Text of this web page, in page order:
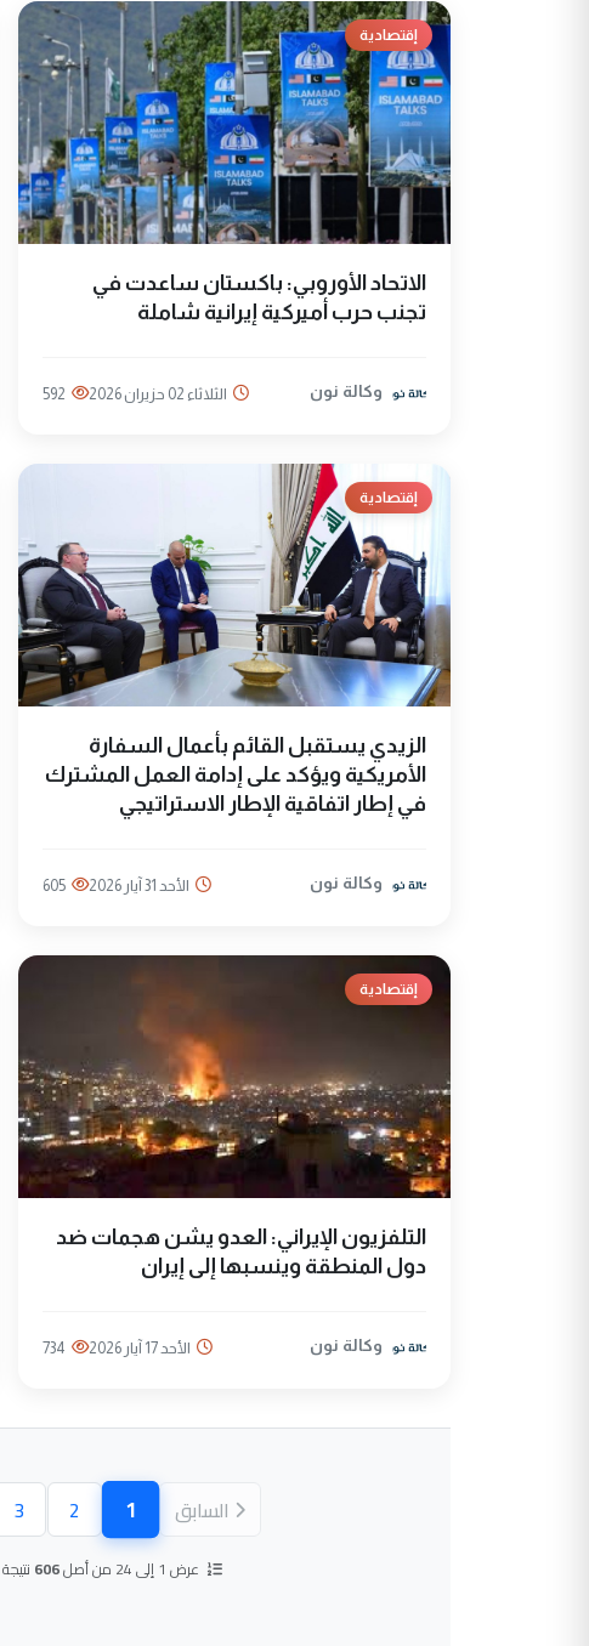
إقتصادية
الاتحاد الأوروبي: باكستان ساعدت في
تجنب حرب أميركية إيرانية شاملة
وكالة نون الثلاثاء 02 حزيران 2026 592
إقتصادية
الزيدي يستقبل القائم بأعمال السفارة
الأمريكية ويؤكد على إدامة العمل المشترك
في إطار اتفاقية الإطار الاستراتيجي
وكالة نون الأحد 31 آيار 2026 605
إقتصادية
التلفزيون الإيراني: العدو يشن هجمات ضد
دول المنطقة وينسبها إلى إيران
وكالة نون الأحد 17 آيار 2026 734
السابق 1(الصفحة الحالية)
2
3
عرض 1 إلى 24 من أصل 606 نتيجة